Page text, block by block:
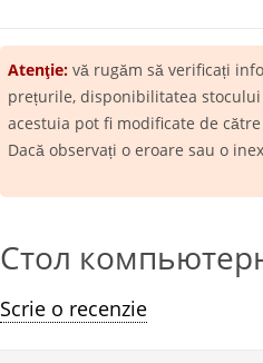
Atenţie: vă rugăm să verificați
prețurile, disponibilitatea
acestuia pot fi modificate de
Dacă observați o eroare sau o
Стол
Scrie o recenzie